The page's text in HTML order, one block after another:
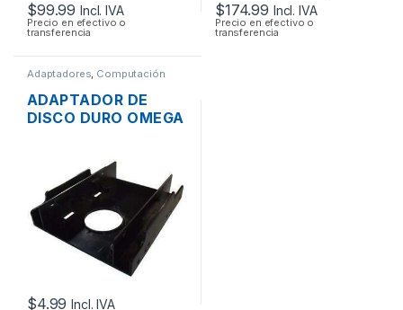
$99.99 Incl. IVA
Precio en efectivo o
transferencia
$174.99 Incl. IVA
Precio en efectivo o
transferencia
Adaptadores, Computación
ADAPTADOR DE
DISCO DURO OMEGA
$4.99 Incl. IVA